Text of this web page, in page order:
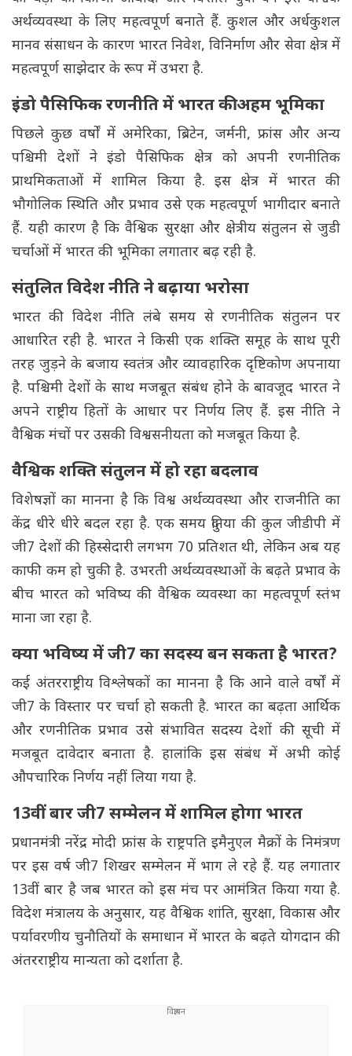
अर्थव्यवस्था के लिए महत्वपूर्ण बनाते हैं. कुशल और अर्धकुशल
मानव संसाधन के कारण भारत निवेश, विनिर्माण और सेवा क्षेत्र में
महत्वपूर्ण साझेदार के रूप में उभरा है.
इंडो पैसिफिक रणनीति में भारत की अहम भूमिका
पिछले कुछ वर्षों में अमेरिका, ब्रिटेन, जर्मनी, फ्रांस और अन्य
पश्चिमी देशों ने इंडो पैसिफिक क्षेत्र को अपनी रणनीतिक
प्राथमिकताओं में शामिल किया है. इस क्षेत्र में भारत की
भौगोलिक स्थिति और प्रभाव उसे एक महत्वपूर्ण भागीदार बनाते
हैं. यही कारण है कि वैश्विक सुरक्षा और क्षेत्रीय संतुलन से जुडी
चर्चाओं में भारत की भूमिका लगातार बढ़ रही है.
संतुलित विदेश नीति ने बढ़ाया भरोसा
भारत की विदेश नीति लंबे समय से रणनीतिक संतुलन पर
आधारित रही है. भारत ने किसी एक शक्ति समूह के साथ पूरी
तरह जुड़ने के बजाय स्वतंत्र और व्यावहारिक दृष्टिकोण अपनाया
है. पश्चिमी देशों के साथ मजबूत संबंध होने के बावजूद भारत ने
अपने राष्ट्रीय हितों के आधार पर निर्णय लिए हैं. इस नीति ने
वैश्विक मंचों पर उसकी विश्वसनीयता को मजबूत किया है.
वैश्विक शक्ति संतुलन में हो रहा बदलाव
विशेषज्ञों का मानना है कि विश्व अर्थव्यवस्था और राजनीति का
केंद्र धीरे धीरे बदल रहा है. एक समय दुनिया की कुल जीडीपी में
जी7 देशों की हिस्सेदारी लगभग 70 प्रतिशत थी, लेकिन अब यह
काफी कम हो चुकी है. उभरती अर्थव्यवस्थाओं के बढ़ते प्रभाव के
बीच भारत को भविष्य की वैश्विक व्यवस्था का महत्वपूर्ण स्तंभ
माना जा रहा है.
क्या भविष्य में जी7 का सदस्य बन सकता है भारत?
कई अंतरराष्ट्रीय विश्लेषकों का मानना है कि आने वाले वर्षों में
जी7 के विस्तार पर चर्चा हो सकती है. भारत का बढ़ता आर्थिक
और रणनीतिक प्रभाव उसे संभावित सदस्य देशों की सूची में
मजबूत दावेदार बनाता है. हालांकि इस संबंध में अभी कोई
औपचारिक निर्णय नहीं लिया गया है.
13वीं बार जी7 सम्मेलन में शामिल होगा भारत
प्रधानमंत्री नरेंद्र मोदी फ्रांस के राष्ट्रपति इमैनुएल मैक्रों के निमंत्रण
पर इस वर्ष जी7 शिखर सम्मेलन में भाग ले रहे हैं. यह लगातार
13वीं बार है जब भारत को इस मंच पर आमंत्रित किया गया है.
विदेश मंत्रालय के अनुसार, यह वैश्विक शांति, सुरक्षा, विकास और
पर्यावरणीय चुनौतियों के समाधान में भारत के बढ़ते योगदान की
अंतरराष्ट्रीय मान्यता को दर्शाता है.